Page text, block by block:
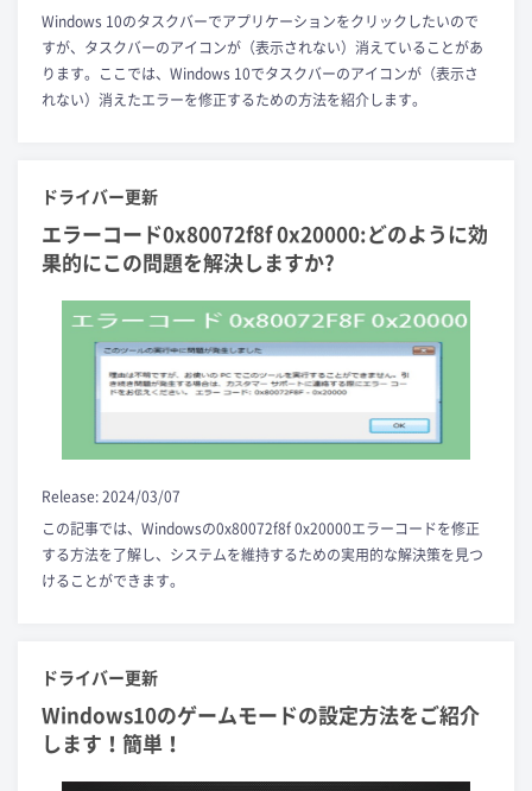
Windows 10のタスクバーでアプリケーションをクリックしたいので
すが、タスクバーのアイコンが（表示されない）消えていることがあ
ります。ここでは、Windows 10でタスクバーのアイコンが（表示さ
れない）消えたエラーを修正するための方法を紹介します。
ドライバー更新
エラーコード0x80072f8f 0x20000:どのように効
果的にこの問題を解決しますか?
Release: 2024/03/07
この記事では、Windowsの0x80072f8f 0x20000エラーコードを修正
する方法を了解し、システムを維持するための実用的な解決策を見つ
けることができます。
ドライバー更新
Windows10のゲームモードの設定方法をご紹介
します！簡単！